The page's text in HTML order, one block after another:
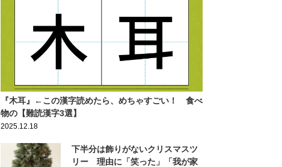
『木耳』←この漢字読めたら、めちゃすごい！ 食べ
物の【難読漢字3選】
2025.12.18
下半分は飾りがないクリスマスツ
リー 理由に「笑った」「我が家